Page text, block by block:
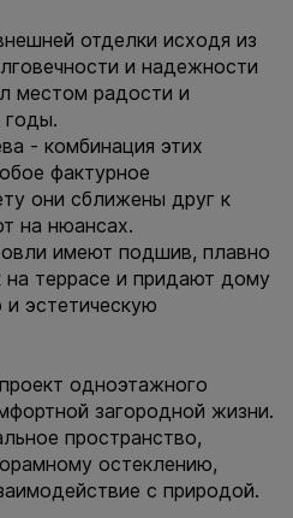
отделки исходя из
и надежности
местом радости и
годы.
- комбинация этих
фактурное
они сближены друг к
на нюансах.
имеют подшив, плавно
террасе и придают дому
эстетическую
одноэтажного
загородной жизни.
пространство,
остеклению,
с природой.